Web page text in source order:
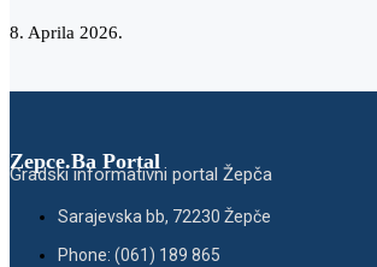
8. Aprila 2026.
Zepce.Ba Portal
Gradski informativni portal Žepča
Sarajevska bb, 72230 Žepče
Phone: (061) 189 865